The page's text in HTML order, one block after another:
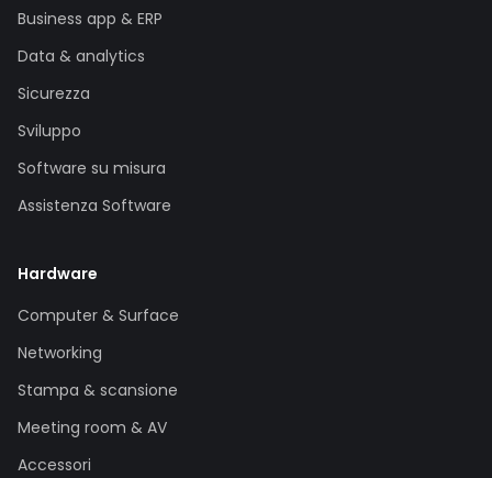
Business app & ERP
Data & analytics
Sicurezza
Sviluppo
Software su misura
Assistenza Software
Hardware
Computer & Surface
Networking
Stampa & scansione
Meeting room & AV
Accessori